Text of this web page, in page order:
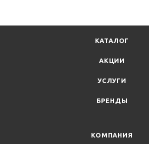
КАТАЛОГ
АКЦИИ
УСЛУГИ
БРЕНДЫ
КОМПАНИЯ